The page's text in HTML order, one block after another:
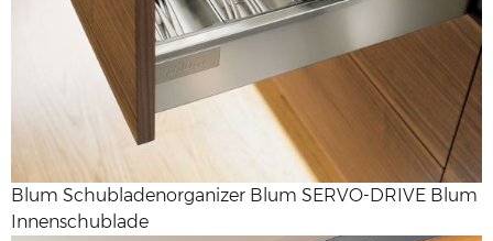
Blum Schubladenorganizer Blum SERVO-DRIVE Blum
Innenschublade